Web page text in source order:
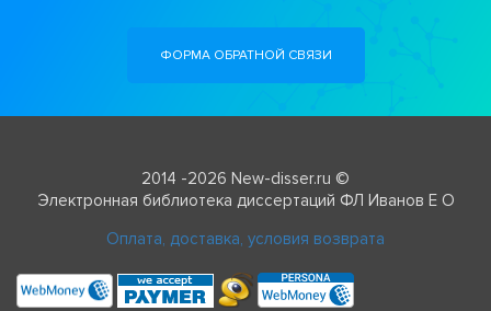
ФОРМА ОБРАТНОЙ СВЯЗИ
2014 -2026 New-disser.ru ©
Электронная библиотека диссертаций ФЛ Иванов Е О
Оплата, доставка, условия возврата